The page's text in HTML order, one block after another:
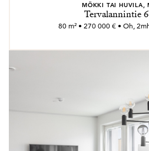
MÖKKI TAI HUVILA,
Tervalannintie
80 m² • 270 000 € • Oh,